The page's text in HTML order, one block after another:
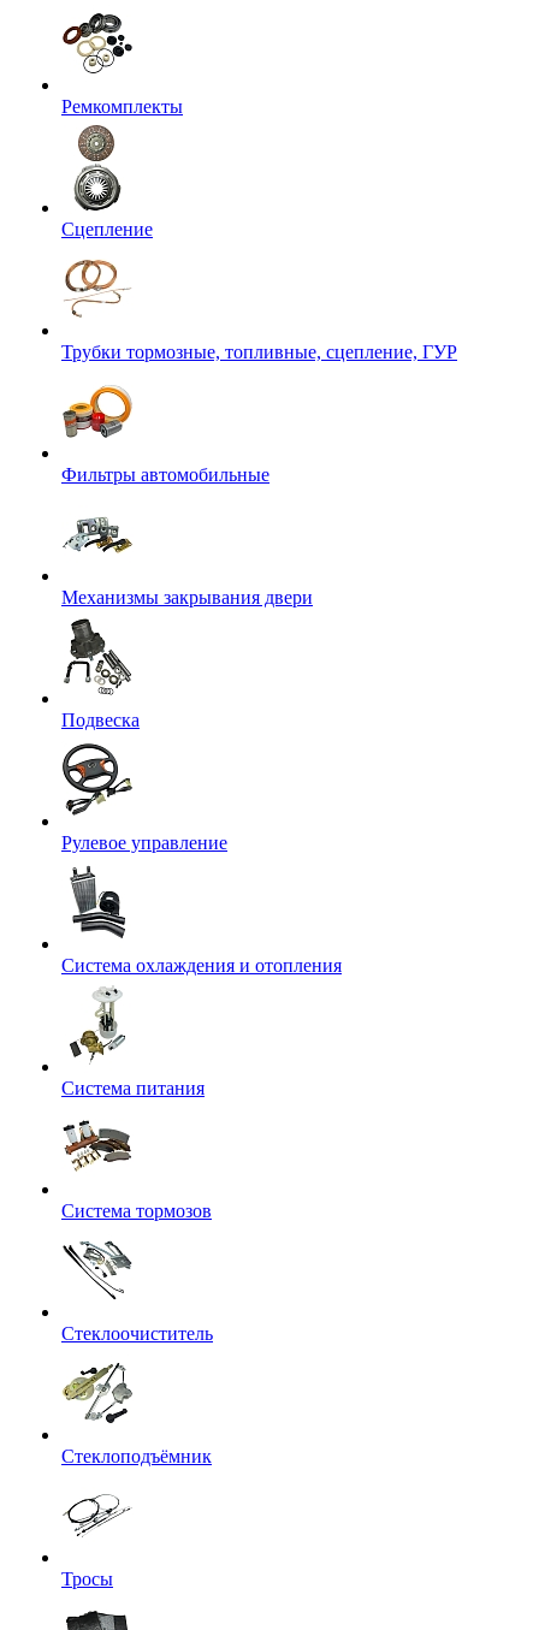
Ремкомплекты
Сцепление
Трубки тормозные, топливные, сцепление, ГУР
Фильтры автомобильные
Механизмы закрывания двери
Подвеска
Рулевое управление
Система охлаждения и отопления
Система питания
Система тормозов
Стеклоочиститель
Стеклоподъёмник
Тросы